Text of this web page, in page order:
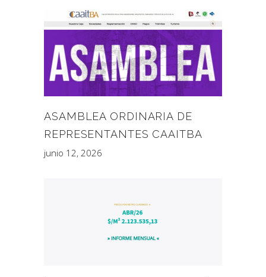
ASAMBLEA ORDINARIA DE
REPRESENTANTES CAAITBA
junio 12, 2026